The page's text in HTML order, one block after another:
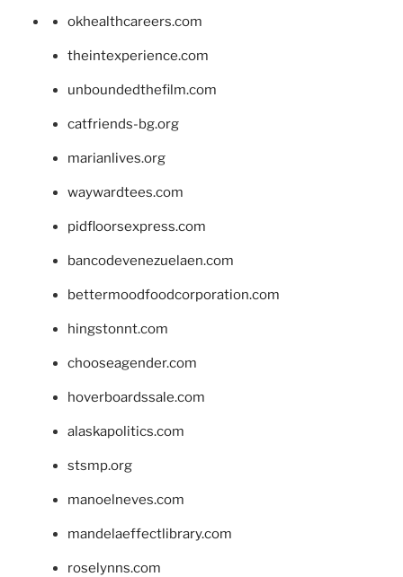
okhealthcareers.com
theintexperience.com
unboundedthefilm.com
catfriends-bg.org
marianlives.org
waywardtees.com
pidfloorsexpress.com
bancodevenezuelaen.com
bettermoodfoodcorporation.com
hingstonnt.com
chooseagender.com
hoverboardssale.com
alaskapolitics.com
stsmp.org
manoelneves.com
mandelaeffectlibrary.com
roselynns.com